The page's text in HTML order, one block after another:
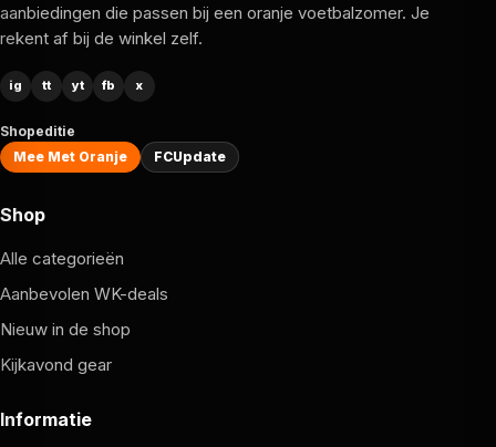
aanbiedingen die passen bij een oranje voetbalzomer. Je
rekent af bij de winkel zelf.
ig tt yt fb x
Shopeditie
Mee Met Oranje
FCUpdate
Shop
Alle categorieën
Aanbevolen WK-deals
Nieuw in de shop
Kijkavond gear
Informatie